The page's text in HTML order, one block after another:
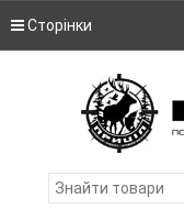
Сторінки